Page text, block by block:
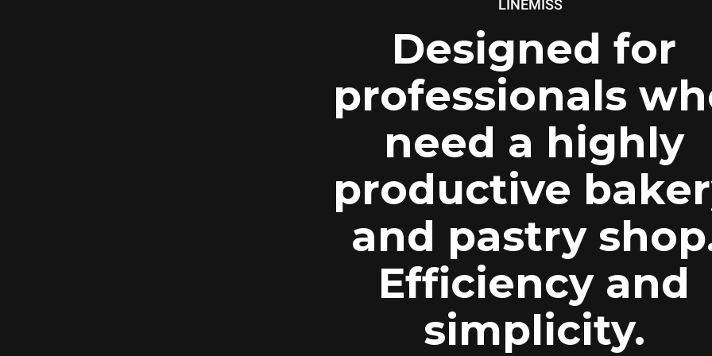
LINEMISS
Designed for
professionals
need a highly
productive
and pastry
Efficiency and
simplicity.